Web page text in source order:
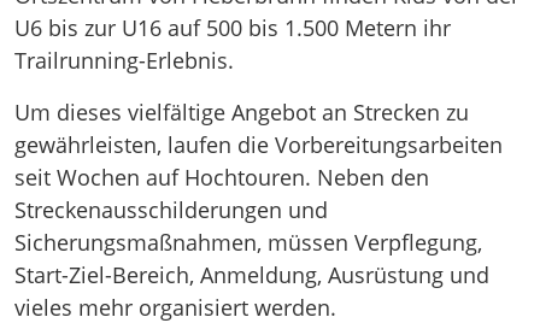
U6 bis zur U16 auf 500 bis 1.500 Metern ihr
Trailrunning-Erlebnis.
Um dieses vielfältige Angebot an Strecken zu
gewährleisten, laufen die Vorbereitungsarbeiten
seit Wochen auf Hochtouren. Neben den
Streckenausschilderungen und
Sicherungsmaßnahmen, müssen Verpflegung,
Start-Ziel-Bereich, Anmeldung, Ausrüstung und
vieles mehr organisiert werden.